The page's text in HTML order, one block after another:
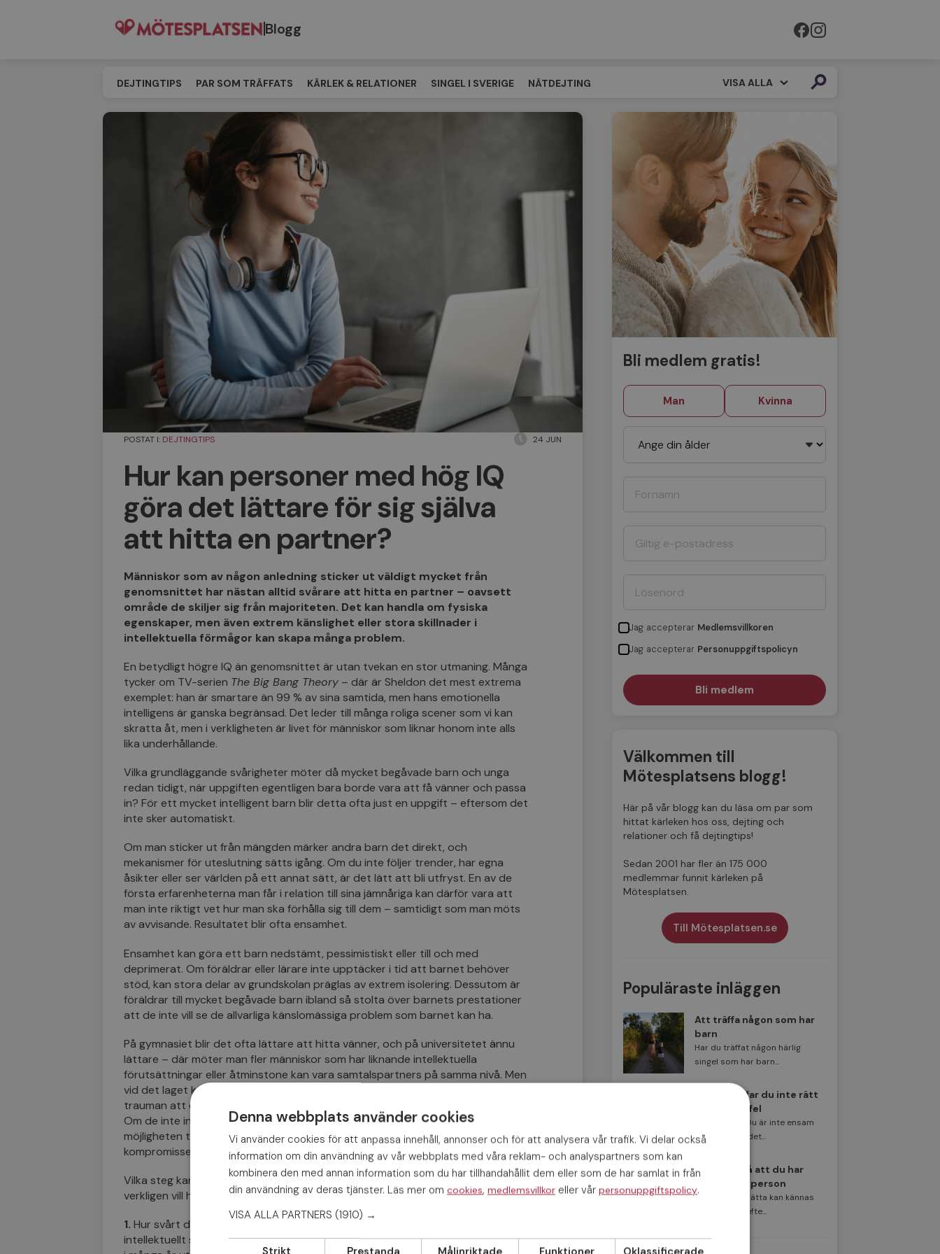
Blogg
DEJTINGTIPS PAR SOM TRÄFFATS KÄRLEK & RELATIONER SINGEL I SVERIGE NÄTDEJTING
SINGELEVENT MATCHNING TILL MÖTESPLATSEN
VISA ALLA
POSTAT I: DEJTINGTIPS 24 JUN
Hur kan personer med hög IQ
göra det lättare för sig själva
att hitta en partner?
Människor som av någon anledning sticker ut väldigt mycket från
genomsnittet har nästan alltid svårare att hitta en partner – oavsett
område de skiljer sig från majoriteten. Det kan handla om fysiska
egenskaper, men även extrem känslighet eller stora skillnader i
intellektuella förmågor kan skapa många problem.
En betydligt högre IQ än genomsnittet är utan tvekan en stor utmaning. Många
tycker om TV-serien The Big Bang Theory – där är Sheldon det mest extrema
exemplet: han är smartare än 99 % av sina samtida, men hans emotionella
intelligens är ganska begränsad. Det leder till många roliga scener som vi kan
skratta åt, men i verkligheten är livet för människor som liknar honom inte alls
lika underhållande.
Vilka grundläggande svårigheter möter då mycket begåvade barn och unga
redan tidigt, när uppgiften egentligen bara borde vara att få vänner och passa
in? För ett mycket intelligent barn blir detta ofta just en uppgift – eftersom det
inte sker automatiskt.
Om man sticker ut från mängden märker andra barn det direkt, och
mekanismer för uteslutning sätts igång. Om du inte följer trender, har egna
åsikter eller ser världen på ett annat sätt, är det lätt att bli utfryst. En av de
första erfarenheterna man får i relation till sina jämnåriga kan därför vara att
man inte riktigt vet hur man ska förhålla sig till dem – samtidigt som man möts
av avvisande. Resultatet blir ofta ensamhet.
Ensamhet kan göra ett barn nedstämt, pessimistiskt eller till och med
deprimerat. Om föräldrar eller lärare inte upptäcker i tid att barnet behöver
stöd, kan stora delar av grundskolan präglas av extrem isolering. Dessutom är
föräldrar till mycket begåvade barn ibland så stolta över barnets prestationer
att de inte vill se de allvarliga känslomässiga problem som barnet kan ha.
På gymnasiet blir det ofta lättare att hitta vänner, och på universitetet ännu
lättare – där möter man fler människor som har liknande intellektuella
förutsättningar eller åtminstone kan vara samtalspartners på samma nivå. Men
vid det laget kan många redan ha samlat på sig så många besvikelser och
trauman att de blivit tillbakadragna och svåra att
Om de inte inser hur de kan börja läka sig själva riskerar de att missa
möjligheten till verkliga, djupa relationer – eller nöjer sig med dåliga
kompromisser, bara för att få känna någon form av samhörighet.
Vilka steg kan en sådan ung – eller till och med medelålders – person ta om hen
verkligen vill ha en fungerande och kärleksfull relation?
1. Hur svårt det än kan vara bör man försöka hitta en partner som också är
intellektuellt stimulerande – någon man kantänkasig att vara tillsammans med
Bli medlem gratis!
Man Kvinna
Jag accepterar Medlemsvillkoren
Jag accepterar Personuppgiftspolicyn
Välkommen till
Mötesplatsens blogg!
Här på vår blogg kan du läsa om par som
hittat kärleken hos oss, dejting och
relationer och få dejtingtips!
Sedan 2001 har fler än 175 000
medlemmar funnit kärleken på
Mötesplatsen.
Till Mötesplatsen.se
Populäraste inläggen
Att träffa någon som har
barn
Har du träffat någon härlig
singel som har barn...
Därför träffar du inte rätt
– 3 vanliga fel
Först av allt. Du är inte ensam
om att tycka det...
8 tecken på att du har
träffat rätt person
Att hitta den rätta kan kännas
som att leta efte...
Denna webbplats använder cookies
Vi använder cookies för att anpassa innehåll, annonser och för att analysera vår trafik. Vi delar också
information om din användning av vår webbplats med våra reklam- och analyspartners som kan
kombinera den med annan information som du har tillhandahållit dem eller som de har samlat in från
din användning av deras tjänster. Läs mer om cookies, medlemsvillkor eller vår personuppgiftspolicy.
VISA ALLA PARTNERS (1910) →